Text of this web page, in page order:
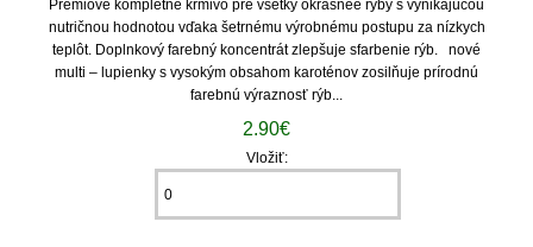
Prémiové kompletné krmivo pre všetky okrasneé ryby s vynikajúcou
nutričnou hodnotou vďaka šetrnému výrobnému postupu za nízkych
teplôt. Doplnkový farebný koncentrát zlepšuje sfarbenie rýb. nové
multi – lupienky s vysokým obsahom karoténov zosilňuje prírodnú
farebnú výraznosť rýb...
2.90€
Vložiť: